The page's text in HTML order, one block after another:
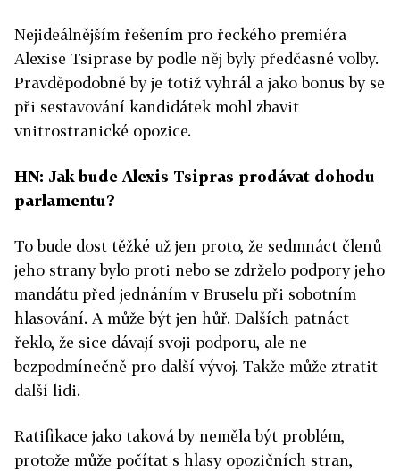
Nejideálnějším řešením pro řeckého premiéra
Alexise Tsiprase by podle něj byly předčasné volby.
Pravděpodobně by je totiž vyhrál a jako bonus by se
při sestavování kandidátek mohl zbavit
vnitrostranické opozice.
HN: Jak bude Alexis Tsipras prodávat dohodu
parlamentu?
To bude dost těžké už jen proto, že sedmnáct členů
jeho strany bylo proti nebo se zdrželo podpory jeho
mandátu před jednáním v Bruselu při sobotním
hlasování. A může být jen hůř. Dalších patnáct
řeklo, že sice dávají svoji podporu, ale ne
bezpodmínečně pro další vývoj. Takže může ztratit
další lidi.
Ratifikace jako taková by neměla být problém,
protože může počítat s hlasy opozičních stran,